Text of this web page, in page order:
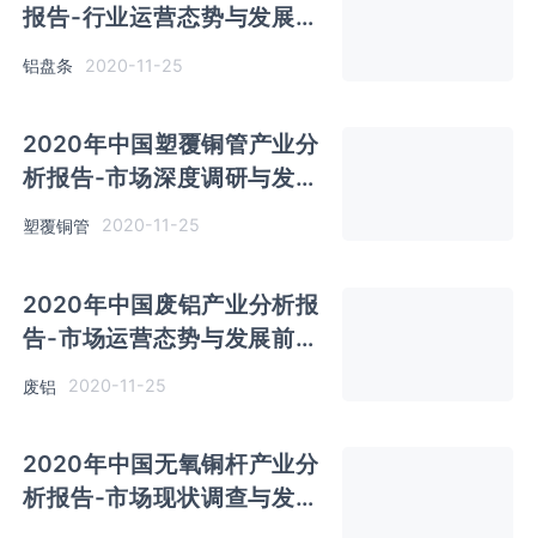
报告-行业运营态势与发展前
铝盘条 2020-11-25
2020年中国塑覆铜管产业分
析报告-市场深度调研与发展
趋势研究
塑覆铜管 2020-11-25
2020年中国废铝产业分析报
告-市场运营态势与发展前景
废铝 2020-11-25
2020年中国无氧铜杆产业分
析报告-市场现状调查与发展